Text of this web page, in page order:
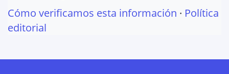
Cómo verificamos esta información · Política
editorial